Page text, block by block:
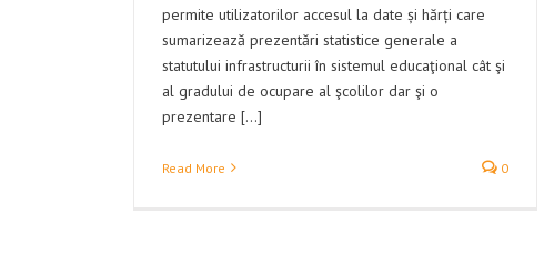
permite utilizatorilor accesul la date și hărți care
sumarizează prezentări statistice generale a
statutului infrastructurii în sistemul educaţional cât şi
al gradului de ocupare al şcolilor dar şi o
prezentare [...]
Read More 0